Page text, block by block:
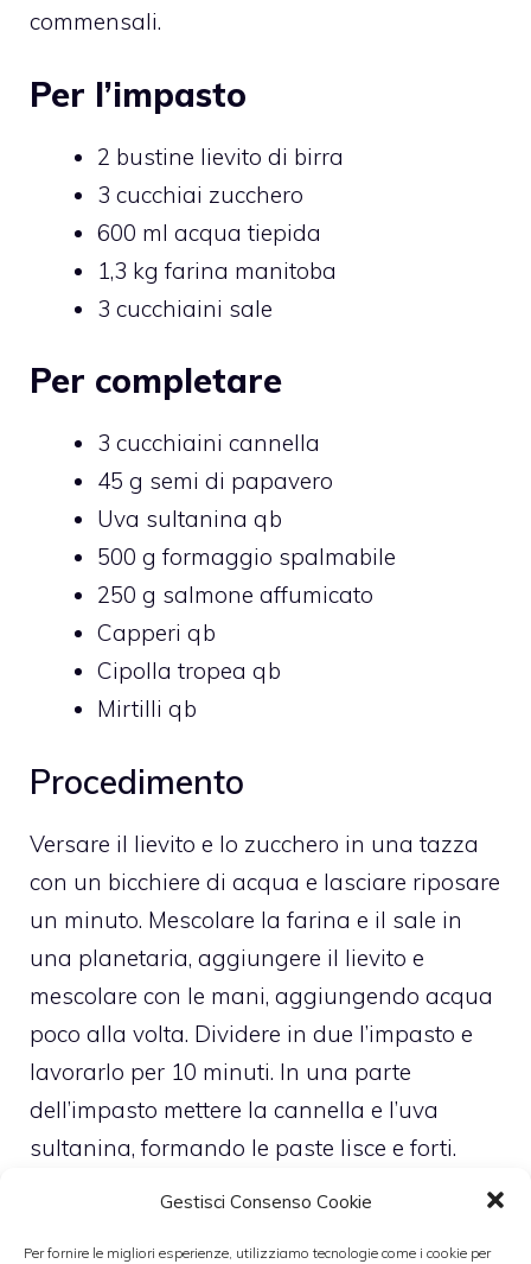
Gestisci Consenso Cookie
Per fornire le migliori esperienze, utilizziamo tecnologie come i cookie per
commensali.
Per l’impasto
2 bustine lievito di birra
3 cucchiai zucchero
600 ml acqua tiepida
1,3 kg farina manitoba
3 cucchiaini sale
Per completare
3 cucchiaini cannella
45 g semi di papavero
Uva sultanina qb
500 g formaggio spalmabile
250 g salmone affumicato
Capperi qb
Cipolla tropea qb
Mirtilli qb
Procedimento
Versare il lievito e lo zucchero in una tazza
con un bicchiere di acqua e lasciare riposare
un minuto. Mescolare la farina e il sale in
una planetaria, aggiungere il lievito e
mescolare con le mani, aggiungendo acqua
poco alla volta. Dividere in due l’impasto e
lavorarlo per 10 minuti. In una parte
dell’impasto mettere la cannella e l’uva
sultanina, formando le paste lisce e forti.